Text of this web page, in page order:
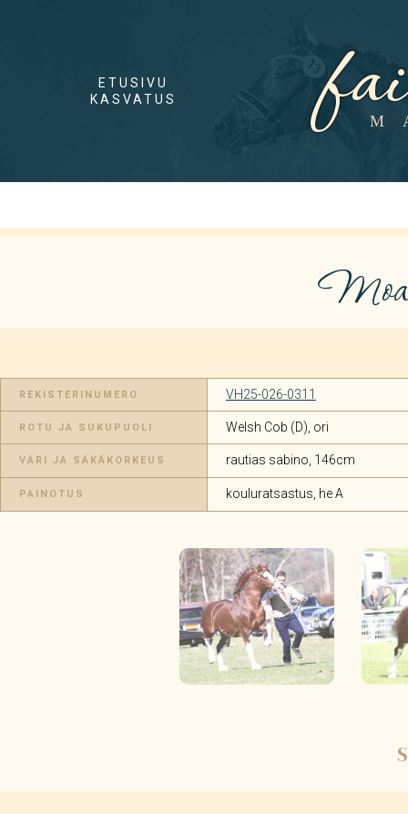
ETUSIVU
KASVATUS
REKISTERINUMERO VH25-026-0311
ROTU JA SUKUPUOLI Welsh Cob (D), ori
VÄRI JA SÄKÄKORKEUS rautias sabino, 146cm
PAINOTUS kouluratsastus, he A